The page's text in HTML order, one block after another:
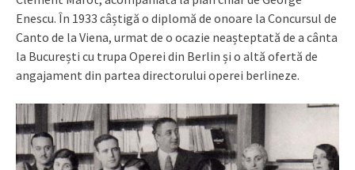
Enescu. În 1933 câștigă o diplomă de onoare la Concursul de
Canto de la Viena, urmat de o ocazie neașteptată de a cânta
la București cu trupa Operei din Berlin și o altă ofertă de
angajament din partea directorului operei berlineze.